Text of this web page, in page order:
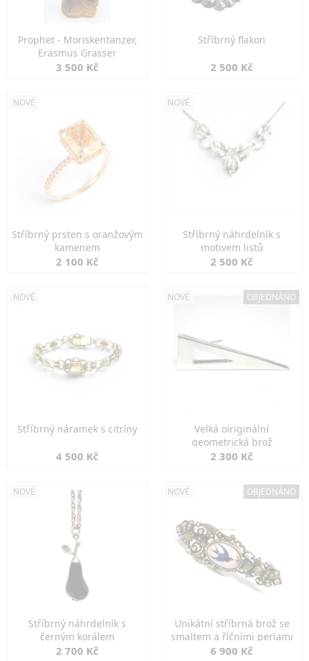
Prophet - Moriskentänzer,
Erasmus Grasser
3 500 Kč
Stříbrný flakon
2 500 Kč
NOVÉ
Stříbrný prsten s oranžovým
kamenem
2 100 Kč
NOVÉ
Stříbrný náhrdelník s
motivem listů
2 500 Kč
NOVÉ
Stříbrný náramek s citríny
4 500 Kč
NOVÉ OBJEDNÁNO
Velká oiriginální
geometrická brož
2 300 Kč
NOVÉ
Stříbrný náhrdelník s
černým korálem
2 700 Kč
NOVÉ OBJEDNÁNO
Unikátní stříbrná brož se
smaltem a říčními perlami
6 900 Kč